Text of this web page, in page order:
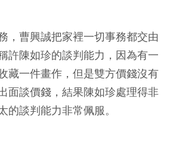
，曹興誠把家裡一切事務都交由
許陳如珍的談判能力，因為有一
藏一件畫作，但是雙方價錢沒有
面談價錢，結果陳如珍處理得非
的談判能力非常佩服。